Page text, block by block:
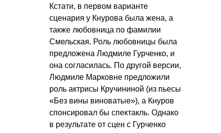
Кстати, в первом варианте
сценария у Кнурова была жена, а
также любовница по фамилии
Смельская. Роль любовницы была
предложена Людмиле Гурченко, и
она согласилась. По другой версии,
Людмиле Марковне предложили
роль актрисы Кручининой (из пьесы
«Без вины виноватые»), а Кнуров
спонсировал бы спектакль. Однако
в результате от сцен с Гурченко